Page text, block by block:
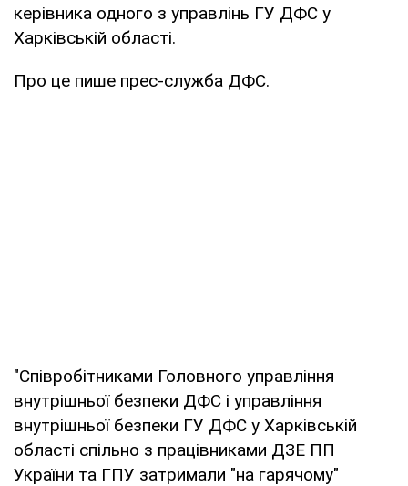
керівника одного з управлінь ГУ ДФС у
Харківській області.
Про це пише прес-служба ДФС.
"Співробітниками Головного управління
внутрішньої безпеки ДФС і управління
внутрішньої безпеки ГУ ДФС у Харківській
області спільно з працівниками ДЗЕ ПП
України та ГПУ затримали "на гарячому"